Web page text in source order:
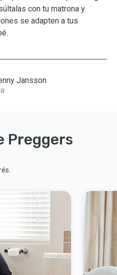
con tu matrona y
se adapten a tus
Jansson
Preggers